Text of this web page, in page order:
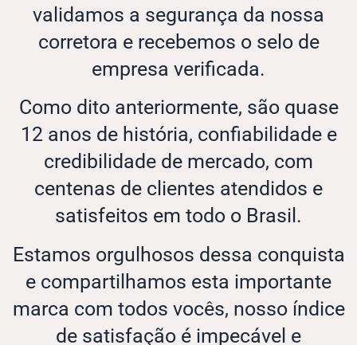
validamos a segurança da nossa
corretora e recebemos o selo de
empresa verificada.
Como dito anteriormente, são quase
12 anos de história, confiabilidade e
credibilidade de mercado, com
centenas de clientes atendidos e
satisfeitos em todo o Brasil.
Estamos orgulhosos dessa conquista
e compartilhamos esta importante
marca com todos vocês, nosso índice
de satisfação é impecável e